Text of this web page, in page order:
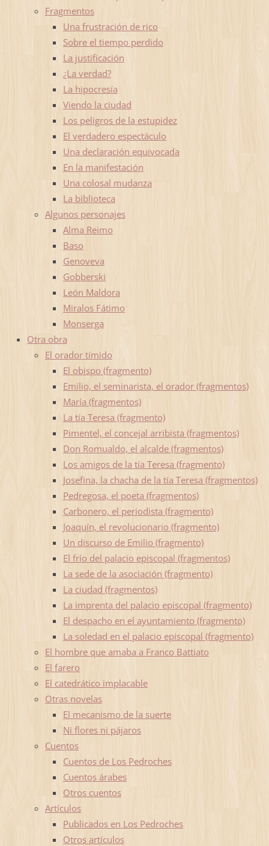
Fragmentos
Una frustración de rico
Sobre el tiempo perdido
La justificación
¿La verdad?
La hipocresía
Viendo la ciudad
Los peligros de la estupidez
El verdadero espectáculo
Una declaración equivocada
En la manifestación
Una colosal mudanza
La biblioteca
Algunos personajes
Alma Reimo
Baso
Genoveva
Gobberski
León Maldora
Miralos Fátimo
Monserga
Otra obra
El orador tímido
El obispo (fragmento)
Emilio, el seminarista, el orador (fragmentos)
María (fragmentos)
La tía Teresa (fragmento)
Pimentel, el concejal arribista (fragmentos)
Don Romualdo, el alcalde (fragmentos)
Los amigos de la tía Teresa (fragmento)
Josefina, la chacha de la tía Teresa (fragmentos)
Pedregosa, el poeta (fragmentos)
Carbonero, el periodista (fragmento)
Joaquín, el revolucionario (fragmento)
Un discurso de Emilio (fragmento)
El frío del palacio episcopal (fragmentos)
La sede de la asociación (fragmento)
La ciudad (fragmentos)
La imprenta del palacio episcopal (fragmento)
El despacho en el ayuntamiento (fragmento)
La soledad en el palacio episcopal (fragmento)
El hombre que amaba a Franco Battiato
El farero
El catedrático implacable
Otras novelas
El mecanismo de la suerte
Ni flores ni pájaros
Cuentos
Cuentos de Los Pedroches
Cuentos árabes
Otros cuentos
Artículos
Publicados en Los Pedroches
Otros artículos